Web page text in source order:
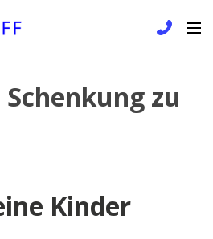
Schenkung zu
Kinder